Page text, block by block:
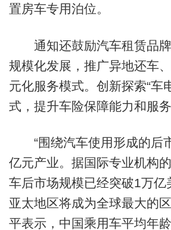
置房车专用泊位。
通知还鼓励汽车租赁品牌
规模化发展，推广异地还车
元化服务模式。创新探索“车
式，提升车险保障能力和服务
“围绕汽车使用形成的后
亿元产业。据国际专业机构
车后市场规模已经突破1万亿
亚太地区将成为全球最大的
平表示，中国乘用车平均年